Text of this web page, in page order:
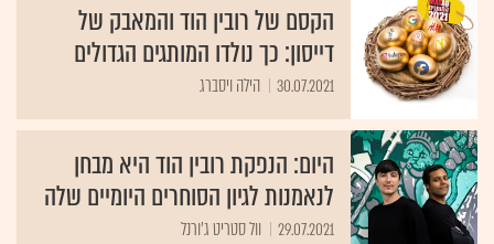
הקסם של רובין הוד והמאבק של
דייסון: כך נולדו המותגים הגדולים
30.07.2021 הילה ויסברג
היום: הנפקת רובין הוד היא מבחן
לנאמנות לגיון הסוחרים היומיים שלה
29.07.2021 וול סטריט ג'ורנל